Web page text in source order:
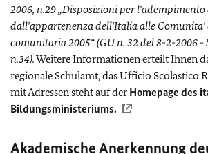
2006, n.29 „Disposizioni per
dall'appartenenza dell'Italia alle Comunita'
comunitaria 2005“ (GU n. 32 del 8-2-2006
n.34).Weitere Informationen erteilt Ihnen
regionale Schulamt, das Ufficio Scolastico
mit Adressen steht auf der Homepage des
Bildungsministeriums.
Akademische Anerkennung